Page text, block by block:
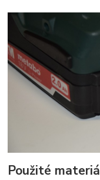
Použité